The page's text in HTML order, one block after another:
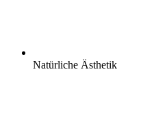
Natürliche Ästhetik